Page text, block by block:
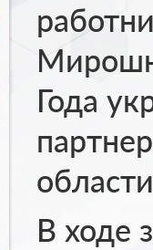
Года
В ходе